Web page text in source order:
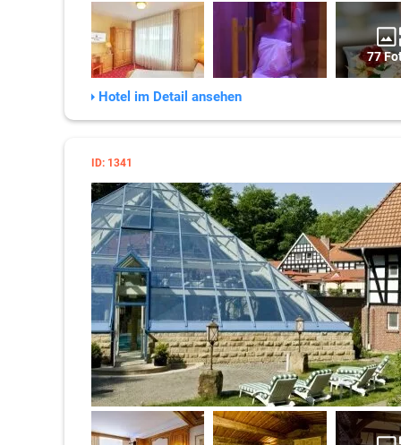
77
Hotel im Detail ansehen
ID: 1341